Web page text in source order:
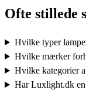
Ofte stillede
Hvilke typer
Hvilke mærker
Hvilke kategorier
Har Luxlight.dk